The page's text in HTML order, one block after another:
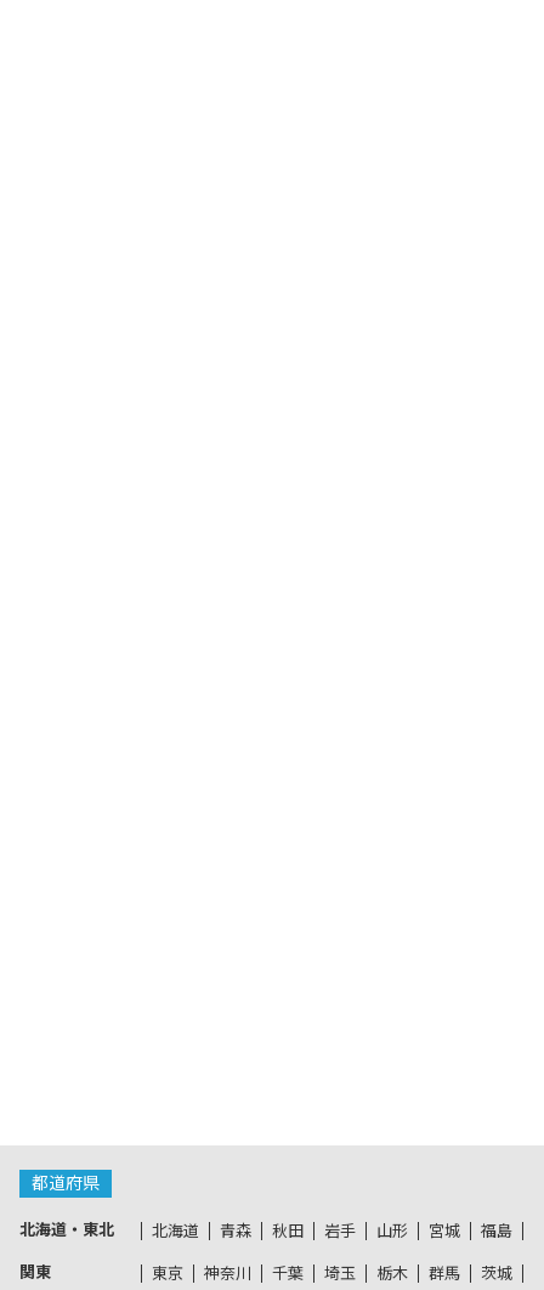
都道府県
北海道・東北 北海道 青森 秋田 岩手 山形 宮城 福島
関東 東京 神奈川 千葉 埼玉 栃木 群馬 茨城